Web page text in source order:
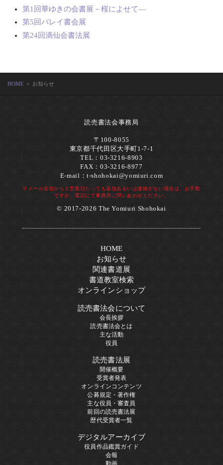
第1回華ゆきの会書展－桜によせて―
第5回バレイ書会展
第24回滴仙会書法展
HOME ＞ お知らせ
読売書法会事務局
〒100-8055
東京都千代田区大手町1-7-1
TEL：03-3216-8903
FAX：03-3216-8977
E-mail：t-shohokai@yomiuri.com
※メール送信から２営業日たっても返信あるいは連絡がない場合は、お手数
ですが、電話にて事務局に問いあわせください。
© 2017-2026 The Yomiuri Shohokai
HOME
お知らせ
関連書道展
書道教室検索
オンラインショップ
読売書法会について
会長挨拶
読売書法会とは
主な活動
役員
読売書法展
開催概要
受賞者発表
オンラインコンテンツ
公募規定・著作権
主な役員・審査員
前回の読売書法展
歴代受賞者一覧
デジタルアーカイブ
役員作品鑑賞ガイド
会報
動画